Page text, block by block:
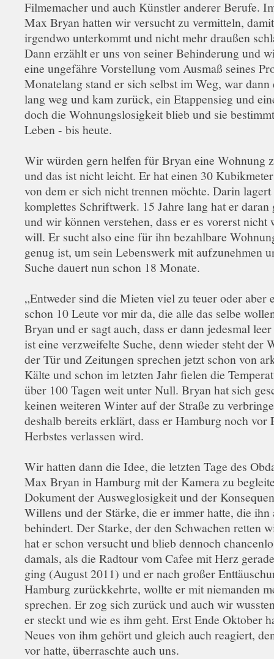
Filmemacher und auch Künstler anderer Berufe.
Max Bryan hatten wir versucht zu vermitteln,
irgendwo unterkommt und nicht mehr draußen
Dann erzählt er uns von seiner Behinderung und
eine ungefähre Vorstellung vom Ausmaß seines
Monatelang stand er sich selbst im Weg, war dann
lang weg und kam zurück, ein Etappensieg und
doch die Wohnungslosigkeit blieb und sie
Leben - bis heute.
Wir würden gern helfen für Bryan eine Wohnung
und das ist nicht leicht. Er hat einen 30
von dem er sich nicht trennen möchte. Darin lagert
komplettes Schriftwerk. 15 Jahre lang hat er daran
und wir können verstehen, dass er es vorerst nicht
will. Er sucht also eine für ihn bezahlbare
genug ist, um sein Lebenswerk mit aufzunehmen
Suche dauert nun schon 18 Monate.
„Entweder sind die Mieten viel zu teuer oder aber
schon 10 Leute vor mir da, die alle das selbe
Bryan und er sagt auch, dass er dann jedesmal
ist eine verzweifelte Suche, denn wieder steht der
der Tür und Zeitungen sprechen jetzt schon von
Kälte und schon im letzten Jahr fielen die
über 100 Tagen weit unter Null. Bryan hat sich
keinen weiteren Winter auf der Straße zu
deshalb bereits erklärt, dass er Hamburg noch vor
Herbstes verlassen wird.
Wir hatten dann die Idee, die letzten Tage des
Max Bryan in Hamburg mit der Kamera zu
Dokument der Ausweglosigkeit und der
Willens und der Stärke, die er immer hatte, die ihn
behindert. Der Starke, der den Schwachen retten
hat er schon versucht und blieb dennoch
damals, als die Radtour vom Cafee mit Herz
ging (August 2011) und er nach großer
Hamburg zurückkehrte, wollte er mit niemanden
sprechen. Er zog sich zurück und auch wir
er steckt und wie es ihm geht. Erst Ende Oktober
Neues von ihm gehört und gleich auch reagiert,
vor hatte, überraschte auch uns.